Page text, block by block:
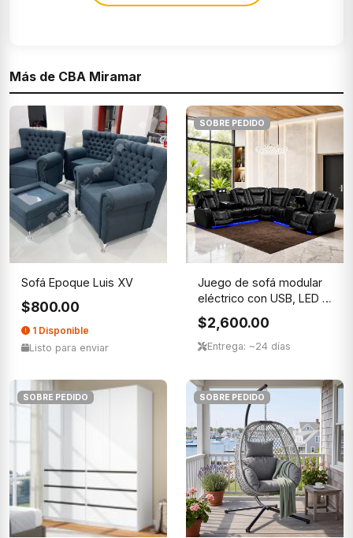
Más de CBA Miramar
Sofá Epoque Luis XV
$800.00
1 Disponible
Listo para enviar
SOBRE PEDIDO
Juego de sofá modular
eléctrico con USB, LED y
...
$2,600.00
Entrega: ~24 días
SOBRE PEDIDO SOBRE PEDIDO